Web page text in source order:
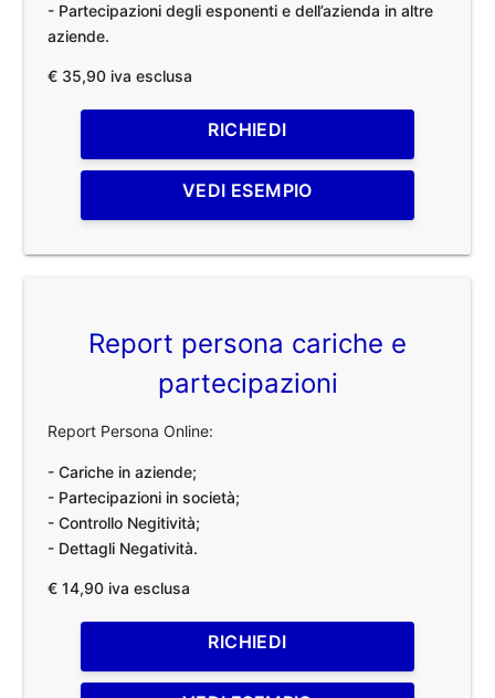
- Partecipazioni degli esponenti e dell’azienda in altre
aziende.
€ 35,90 iva esclusa
RICHIEDI
VEDI ESEMPIO
Report persona cariche e
partecipazioni
Report Persona Online:
- Cariche in aziende;
- Partecipazioni in società;
- Controllo Negitività;
- Dettagli Negatività.
€ 14,90 iva esclusa
RICHIEDI